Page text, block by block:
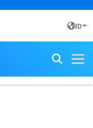
ID